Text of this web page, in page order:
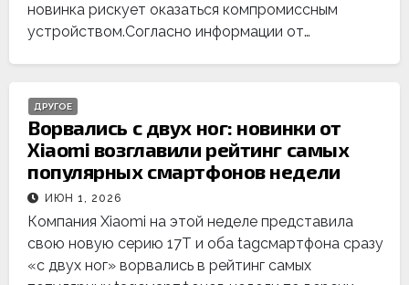
новинка рискует оказаться компромиссным
устройством.Согласно информации от…
ДРУГОЕ
Ворвались с двух ног: новинки от
Xiaomi возглавили рейтинг самых
популярных смартфонов недели
ИЮН 1, 2026
Компания Xiaomi на этой неделе представила
свою новую серию 17T и оба tagсмартфона сразу
«с двух ног» ворвались в рейтинг самых